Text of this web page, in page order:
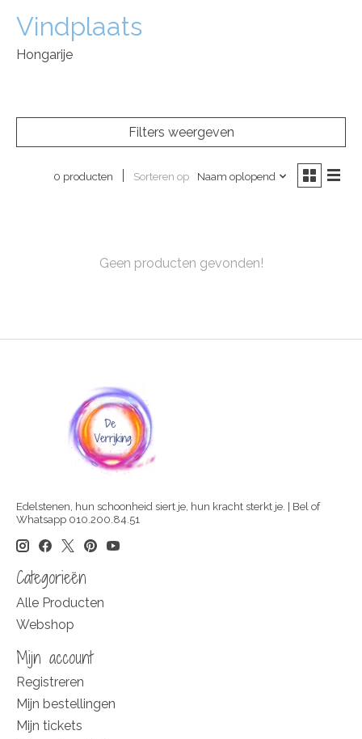
Vindplaats
Hongarije
Filters weergeven
0 producten Sorteren op Naam oplopend
Geen producten gevonden!
Edelstenen, hun schoonheid siert je, hun kracht sterkt je. | Bel of
Whatsapp 010.200.84.51
Categorieën
Alle Producten
Webshop
Mijn account
Registreren
Mijn bestellingen
Mijn tickets